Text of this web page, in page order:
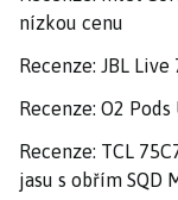
nízkou cenu
Recenze: JBL
Recenze: O2
Recenze: TCL
jasu s obřím SQD